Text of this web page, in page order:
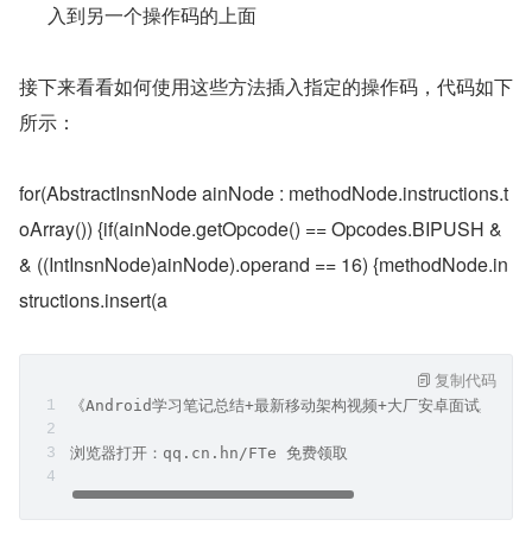
入到另一个操作码的上面
接下来看看如何使用这些方法插入指定的操作码，代码如下
所示：
for(AbstractInsnNode ainNode : methodNode.instructions.t
oArray()) {if(ainNode.getOpcode() == Opcodes.BIPUSH &
& ((IntInsnNode)ainNode).operand == 16) {methodNode.in
structions.insert(a
《Android学习笔记总结+最新移动架构视频+大厂安卓面试真题+
浏览器打开：qq.cn.hn/FTe 免费领取
复制代码